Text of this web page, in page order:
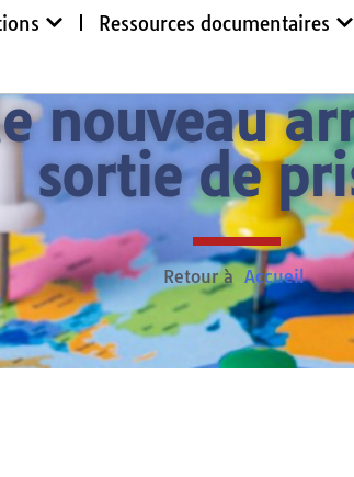
Ressources documentaires
nouveau
sortie de
Retour à Accueil